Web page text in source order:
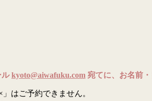
ルkyoto@aiwafuku.com 宛てに、お名前
はご予約できません。